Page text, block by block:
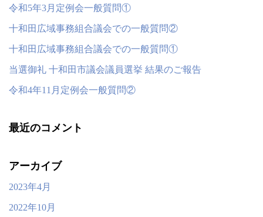
令和5年3月定例会一般質問①
十和田広域事務組合議会での一般質問②
十和田広域事務組合議会での一般質問①
当選御礼 十和田市議会議員選挙 結果のご報告
令和4年11月定例会一般質問②
最近のコメント
アーカイブ
2023年4月
2022年10月